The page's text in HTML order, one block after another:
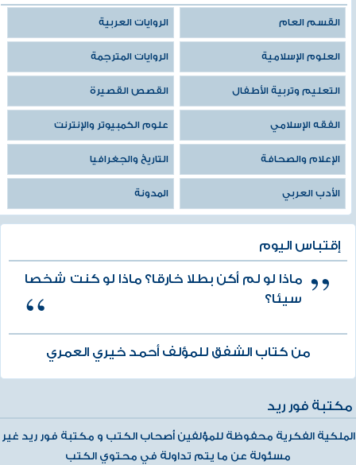
القسم العام الروايات العربية
العلوم الإسلامية الروايات المترجمة
التعليم وتربية الأطفال القصص القصيرة
الفقه الإسلامي علوم الكمبيوتر والإنترنت
الإعلام والصحافة التاريخ والجغرافيا
الأدب العربي المدونة
إقتباس اليوم
ماذا لو لم أكن بطلا خارقا؟ ماذا لو كنت شخصا
سيئا؟
من كتاب الشفق للمؤلف أحمد خيري العمري
مكتبة فور ريد
الملكية الفكرية محفوظة للمؤلفين أصحاب الكتب و مكتبة فور ريد غير
مسئولة عن ما يتم تداولة في محتوي الكتب